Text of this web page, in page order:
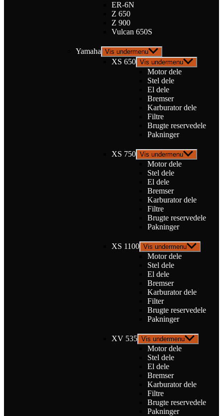
ER-6N
Z 650
Z 900
Vulcan 650S
Yamaha Vis undermenu
XS 650 Vis undermenu
Motor dele
Stel dele
El dele
Bremser
Karburator dele
Filtre
Brugte reservedele
Pakninger
XS 750 Vis undermenu
Motor dele
Stel dele
El dele
Bremser
Karburator dele
Filtre
Brugte reservedele
Pakninger
XS 1100 Vis undermenu
Motor dele
Stel dele
El dele
Bremser
Karburator dele
Filter
Brugte reservedele
Pakninger
XV 535 Vis undermenu
Motor dele
Stel dele
El dele
Bremser
Karburator dele
Filtre
Brugte reservedele
Pakninger